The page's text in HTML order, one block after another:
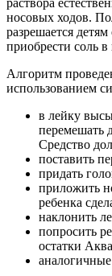
раствора
носовых ходов.
разрешается
приобрести соль
Алгоритм
использованием
в лейку
перемешать
Средство
поставить
придать
приложить
ребенка
наклонить
попросить
остатки